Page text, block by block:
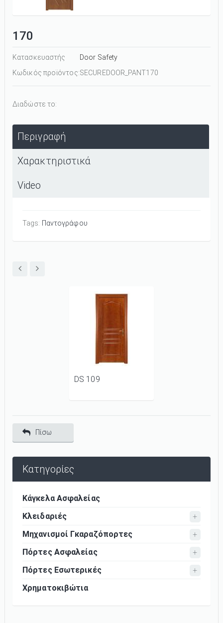
170
Κατασκευαστής
Door Safety
Κωδικός προϊόντος:SECUREDOOR_PANT170
Διαδώστε το:
Περιγραφή
Χαρακτηριστικά
Video
Tags: Παντογράφου
DS 109
Πίσω
Κατηγορίες
Κάγκελα Ασφαλείας
Κλειδαριές
Μηχανισμοί Γκαραζόπορτες
Πόρτες Ασφαλείας
Πόρτες Εσωτερικές
Χρηματοκιβώτια